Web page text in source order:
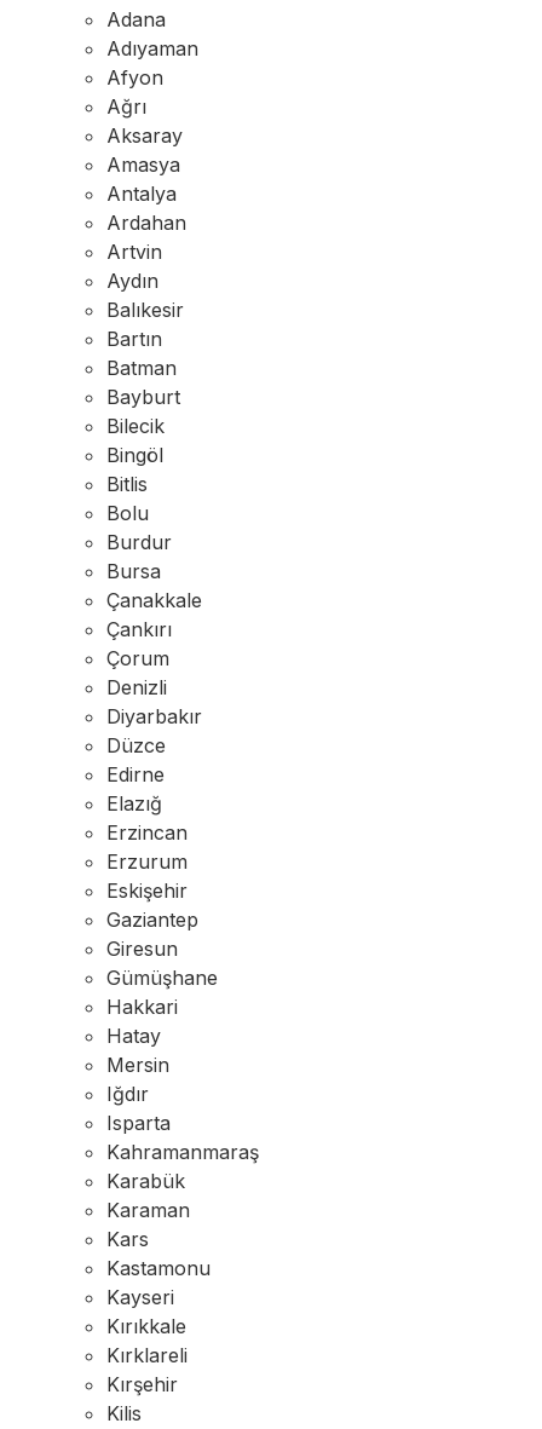
Adana
Adıyaman
Afyon
Ağrı
Aksaray
Amasya
Antalya
Ardahan
Artvin
Aydın
Balıkesir
Bartın
Batman
Bayburt
Bilecik
Bingöl
Bitlis
Bolu
Burdur
Bursa
Çanakkale
Çankırı
Çorum
Denizli
Diyarbakır
Düzce
Edirne
Elazığ
Erzincan
Erzurum
Eskişehir
Gaziantep
Giresun
Gümüşhane
Hakkari
Hatay
Mersin
Iğdır
Isparta
Kahramanmaraş
Karabük
Karaman
Kars
Kastamonu
Kayseri
Kırıkkale
Kırklareli
Kırşehir
Kilis